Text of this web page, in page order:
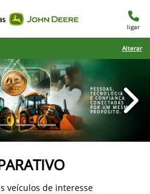
ligar
Alterar
veículos de interesse